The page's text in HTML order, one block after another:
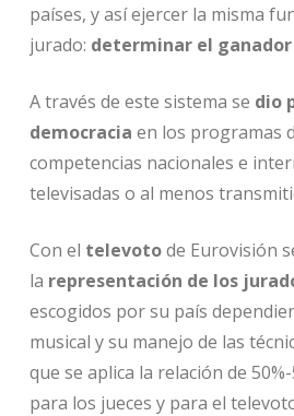
países, y así ejercer la misma
jurado: determinar el ganador
A través de este sistema se dio
democracia en los programas
competencias nacionales e
televisadas o al menos
Con el televotode Eurovisión
la representación de los
escogidos por su país
musical y su manejo de las
que se aplica la relación de
para los jueces y para el